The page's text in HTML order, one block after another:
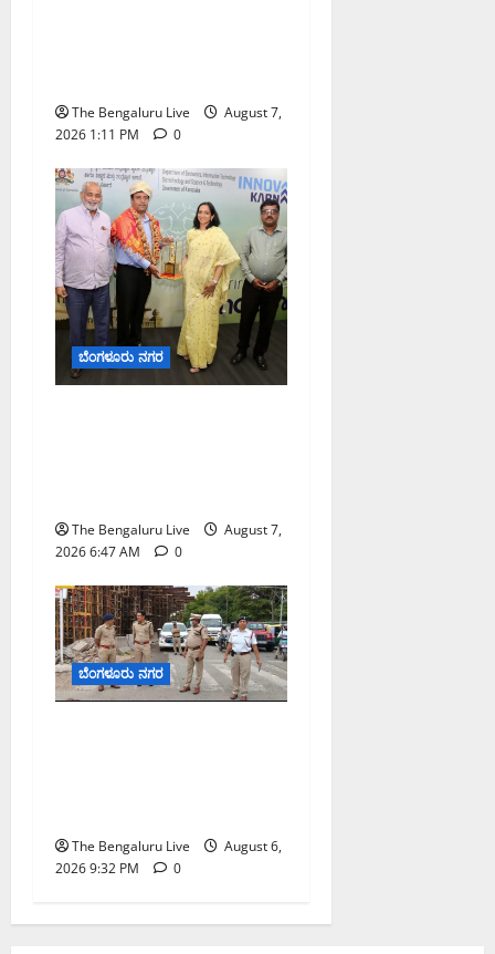
The Bengaluru Live
August 7,
2026 1:11 PM
0
ಬೆಂಗಳೂರು ನಗರ
The Bengaluru Live
August 7,
2026 6:47 AM
0
ಬೆಂಗಳೂರು ನಗರ
The Bengaluru Live
August 6,
2026 9:32 PM
0